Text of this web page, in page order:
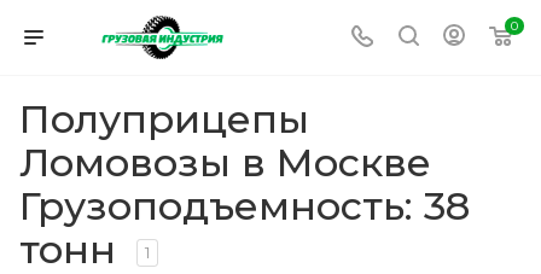
0
Полуприцепы
Ломовозы в Москве
Грузоподъемность: 38
тонн
1